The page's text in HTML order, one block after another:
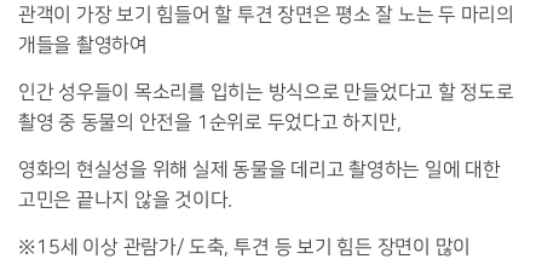
관객이 가장 보기 힘들어 할 투견 장면은 평소 잘 노는 두 마리의
개들을 촬영하여
인간 성우들이 목소리를 입히는 방식으로 만들었다고 할 정도로
촬영 중 동물의 안전을 1 순위로 두었다고 하지만,
영화의 현실성을 위해 실제 동물을 데리고 촬영하는 일에 대한
고민은 끝나지 않을 것이다.
※15세 이상 관람가/ 도축,투견 등 보기 힘든 장면이 많이